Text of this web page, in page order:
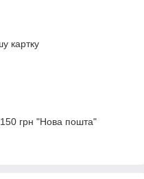
картку
грн "Нова пошта"